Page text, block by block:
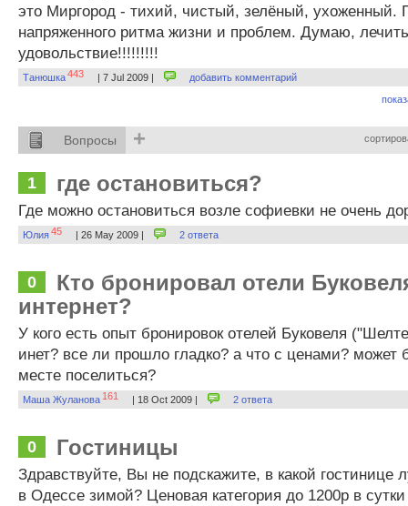
это Миргород - тихий, чистый, зелёный, ухоженный.
напряженного ритма жизни и проблем. Думаю,
удовольствие!!!!!!!!!
Танюшка443 | 7 Jul 2009 |
добавить комментарий
Вопросы +
1 где остановиться?
Где можно остановиться возле софиевки не очень
Юлия45 | 26 May 2009 | 2 ответа
0
Кто бронировал отели
интернет?
У кого есть опыт бронировок отелей Буковеля
инет? все ли прошло гладко? а что с ценами? может
месте поселиться?
Маша Жуланова 161 | 18 Oct 2009 | 2 ответа
0 Гостиницы
Здравствуйте, Вы не подскажите, в какой гостинице
в Одессе зимой? Ценовая категория до 1200р в